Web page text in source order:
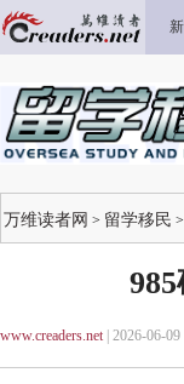
万维读者网 > 留学移民
www.creaders.net| 2026-06-09